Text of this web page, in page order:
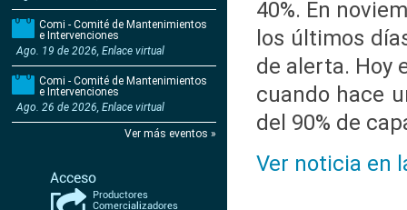
Comi - Comité de Mantenimientos
e Intervenciones
Ago. 19 de 2026, Enlace virtual
Comi - Comité de Mantenimientos
e Intervenciones
Ago. 26 de 2026, Enlace virtual
Ver más eventos »
40%. En
los últimos
de alerta. Hoy
cuando hace
del 90% de
Ver noticia en